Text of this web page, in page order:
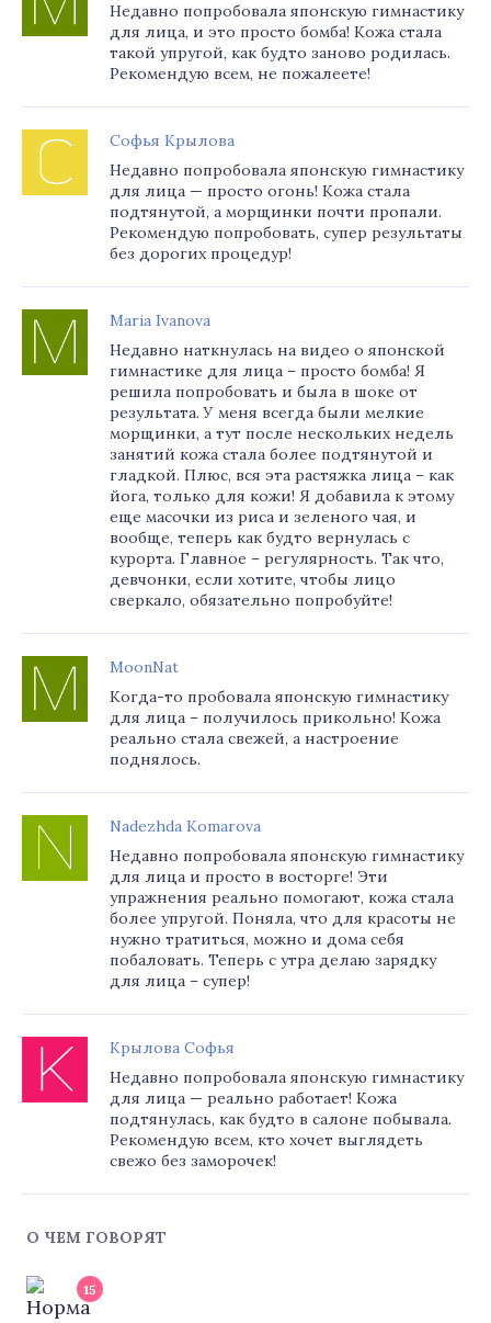
Недавно попробовала японскую гимнастику
для лица, и это просто бомба! Кожа стала
такой упругой, как будто заново родилась.
Рекомендую всем, не пожалеете!
Софья Крылова
Недавно попробовала японскую гимнастику
для лица — просто огонь! Кожа стала
подтянутой, а морщинки почти пропали.
Рекомендую попробовать, супер результаты
без дорогих процедур!
Maria Ivanova
Недавно наткнулась на видео о японской
гимнастике для лица – просто бомба! Я
решила попробовать и была в шоке от
результата. У меня всегда были мелкие
морщинки, а тут после нескольких недель
занятий кожа стала более подтянутой и
гладкой. Плюс, вся эта растяжка лица – как
йога, только для кожи! Я добавила к этому
еще масочки из риса и зеленого чая, и
вообще, теперь как будто вернулась с
курорта. Главное – регулярность. Так что,
девчонки, если хотите, чтобы лицо
сверкало, обязательно попробуйте!
MoonNat
Когда-то пробовала японскую гимнастику
для лица – получилось прикольно! Кожа
реально стала свежей, а настроение
поднялось.
Nadezhda Komarova
Недавно попробовала японскую гимнастику
для лица и просто в восторге! Эти
упражнения реально помогают, кожа стала
более упругой. Поняла, что для красоты не
нужно тратиться, можно и дома себя
побаловать. Теперь с утра делаю зарядку
для лица – супер!
Крылова Софья
Недавно попробовала японскую гимнастику
для лица — реально работает! Кожа
подтянулась, как будто в салоне побывала.
Рекомендую всем, кто хочет выглядеть
свежо без заморочек!
О ЧЕМ ГОВОРЯТ
15